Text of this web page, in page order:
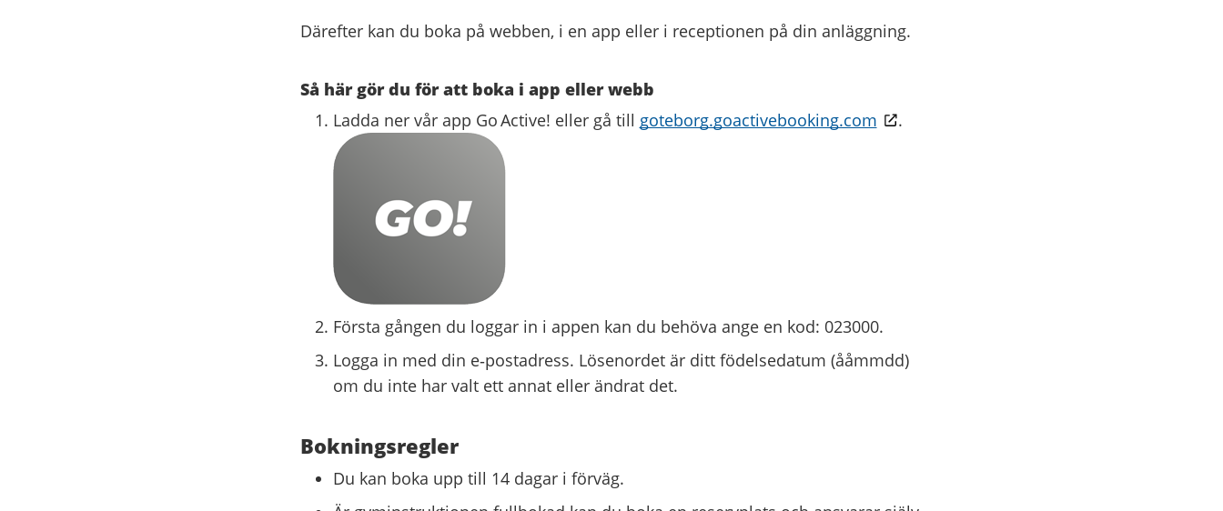
Därefter kan du boka på webben, i en app eller i receptionen på din anläggning.
Så här gör du för att boka i app eller webb
Ladda ner vår app Go Active! eller gå till goteborg.goactivebooking.com .
Första gången du loggar in i appen kan du behöva ange en kod: 023000.
Logga in med din e‑postadress. Lösenordet är ditt födelsedatum (ååmmdd)
om du inte har valt ett annat eller ändrat det.
Bokningsregler
Du kan boka upp till 14 dagar i förväg.